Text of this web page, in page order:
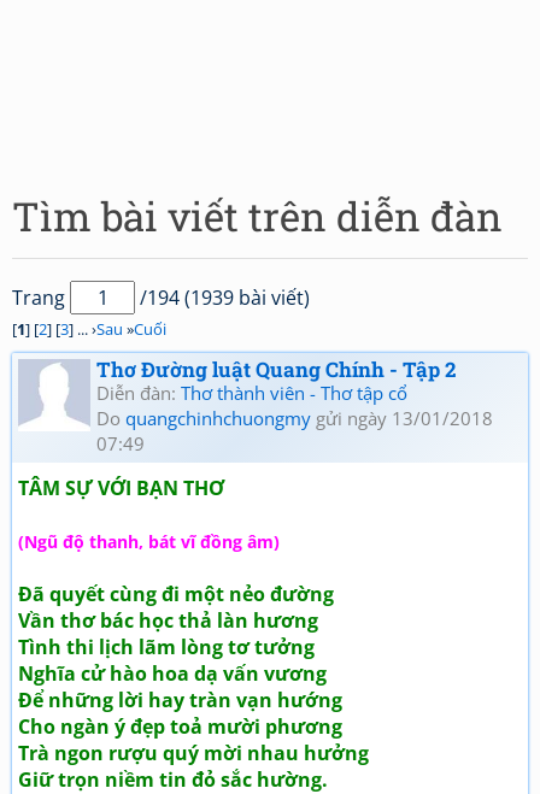
Tìm bài viết trên diễn đàn
Trang /194 (1939 bài viết)
[1] [2] [3] ... ›Sau »Cuối
Thơ Đường luật Quang Chính - Tập 2
Diễn đàn: Thơ thành viên - Thơ tập cổ
Do quangchinhchuongmy gửi ngày 13/01/2018
07:49
TÂM SỰ VỚI BẠN THƠ
(Ngũ độ thanh, bát vĩ đồng âm)
Đã quyết cùng đi một nẻo đường
Vần thơ bác học thả làn hương
Tình thi lịch lãm lòng tơ tưởng
Nghĩa cử hào hoa dạ vấn vương
Để những lời hay tràn vạn hướng
Cho ngàn ý đẹp toả mười phương
Trà ngon rượu quý mời nhau hưởng
Giữ trọn niềm tin đỏ sắc hường.